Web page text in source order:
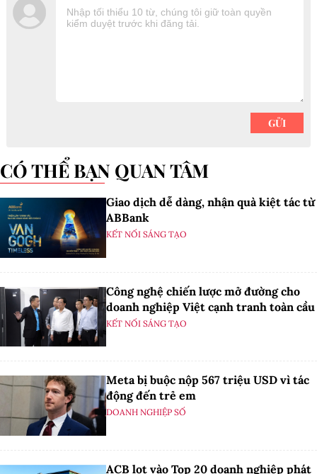
CÓ THỂ BẠN QUAN TÂM
Giao dịch dễ dàng, nhận quà kiệt tác từ
ABBank
KẾT NỐI SÁNG TẠO
Công nghệ chiến lược mở đường cho
doanh nghiệp Việt cạnh tranh toàn cầu
KẾT NỐI SÁNG TẠO
Meta bị buộc nộp 567 triệu USD vì tác
động đến trẻ em
DOANH NGHIỆP SỐ
ACB lọt vào Top 20 doanh nghiệp phát